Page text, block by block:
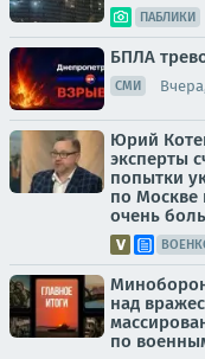
ПАБЛИКИ
БПЛА
СМИ
Юрий
эксперты
попытки
по Москве
очень
над
по